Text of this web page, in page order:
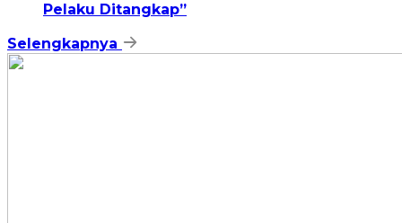
Pelaku Ditangkap”
Selengkapnya